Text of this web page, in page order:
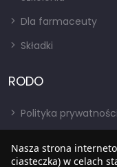
Dla farmaceuty
Składki
RODO
Polityka prywatności
RODO
Nasza strona
ciasteczka) w celach